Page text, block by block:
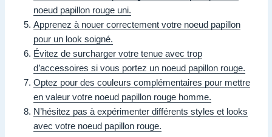
noeud papillon rouge uni.
Apprenez à nouer correctement votre noeud papillon
pour un look soigné.
Évitez de surcharger votre tenue avec trop
d’accessoires si vous portez un noeud papillon rouge.
Optez pour des couleurs complémentaires pour mettre
en valeur votre noeud papillon rouge homme.
N’hésitez pas à expérimenter différents styles et looks
avec votre noeud papillon rouge.